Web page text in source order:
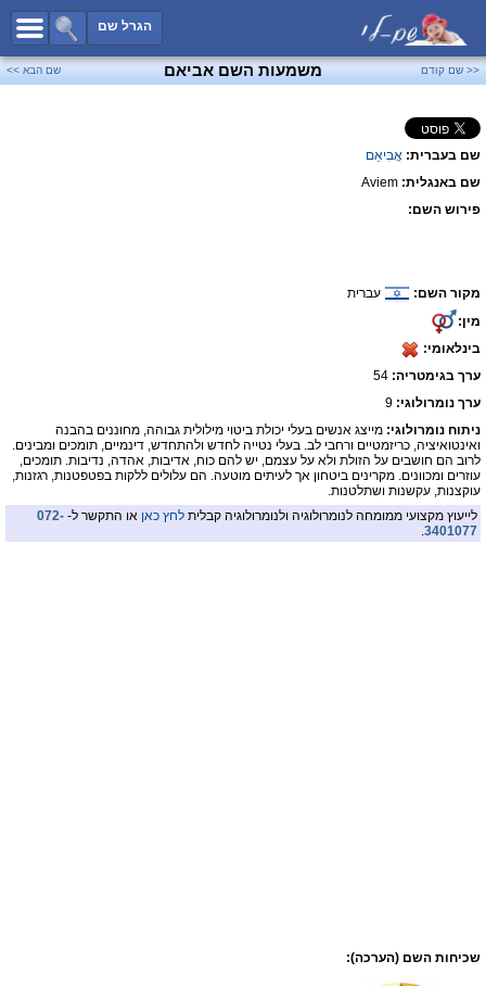
הגרל שם
כל השמות
שמות לבנים
<< שם קודם משמעות השם אביאם שם הבא >>
שם בעברית: אֲבִיאֵם
שם באנגלית: Aviem
פירוש השם:
מקור השם:
עברית
מין:
בינלאומי:
ערך בגימטריה:
ערך נומרולוגי: 9
ניתוח נומרולוגי: מייצג אנשים בעלי יכולת ביטוי מילולית גבוהה, מחוננים בהבנה
ואינטואיציה, כריזמטיים ורחבי לב. בעלי נטייה לחדש ולהתחדש, דינמיים, תומכים ומבינים.
לרוב הם חושבים על הזולת ולא על עצמם, יש להם כוח, אדיבות, אהדה, נדיבות. תומכים,
עוזרים ומכוונים. מקרינים ביטחון אך לעיתים מוטעה. הם עלולים ללקות בפטפטנות, רגזנות,
עוקצנות, עקשנות ושתלטנות.
לייעוץ מקצועי ממומחה לנומרולוגיה ולנומרולוגיה קבלית לחץ כאן או התקשר ל- 072-
3401077
.
שכיחות השם (הערכה):